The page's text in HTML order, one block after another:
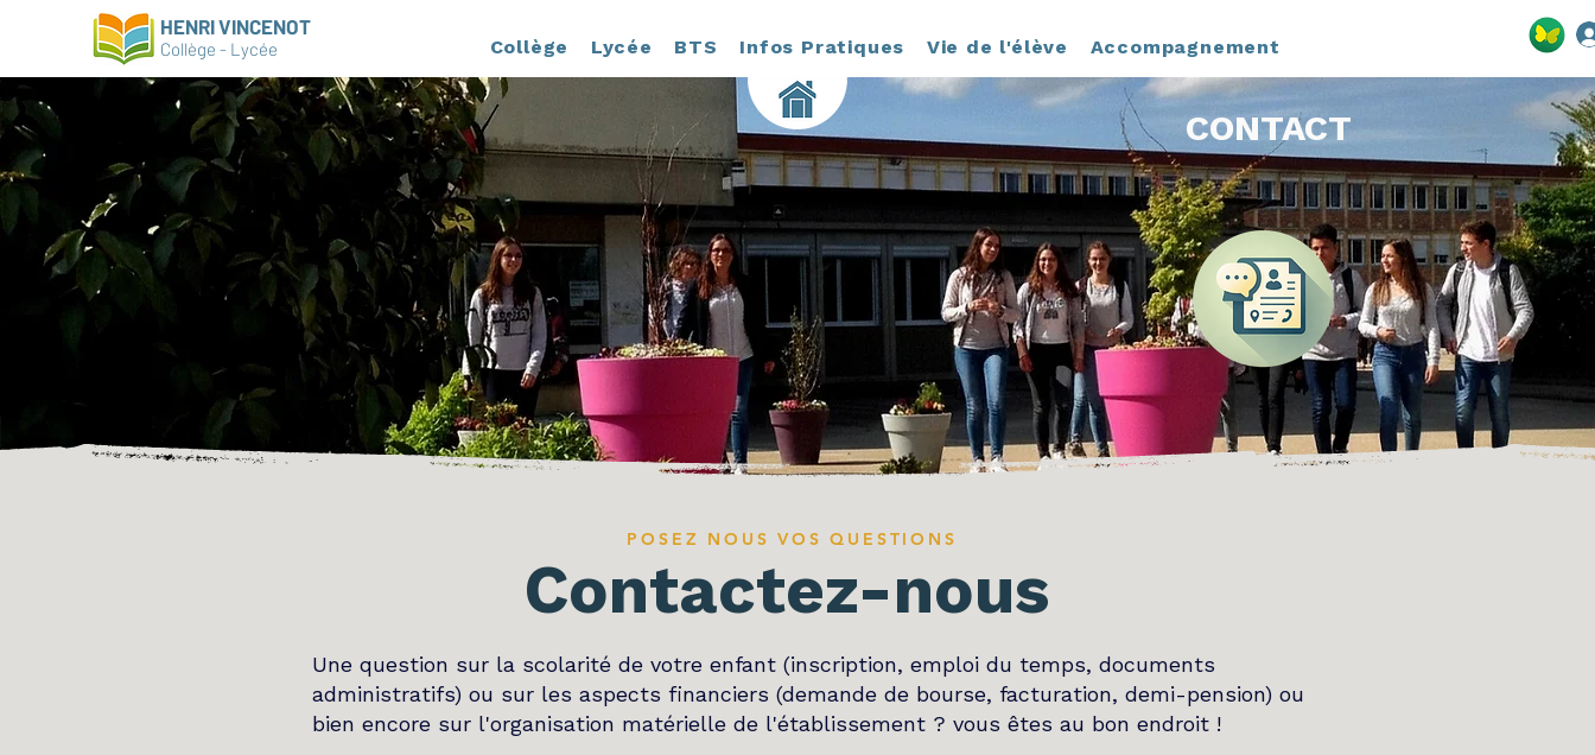
HENRI VINCENOT
Collège - Lycée Collège Lycée BTS Infos Pratiques Vie de l'élève Accompagnement
CONTACT
Contactez-nous
POSEZ NOUS VOS QUESTIONS
Une question sur la scolarité de votre enfant (inscription, emploi du temps, documents
administratifs) ou sur les aspects financiers (demande de bourse, facturation, demi-pension) ou
bien encore sur l'organisation matérielle de l'établissement ? vous êtes au bon endroit !